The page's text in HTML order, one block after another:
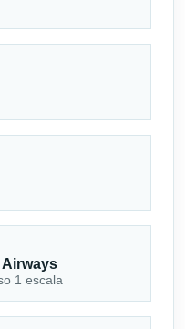
Airways
1 escala